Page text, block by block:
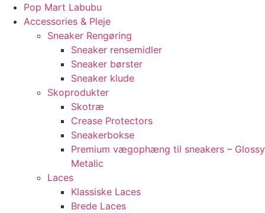
Pop Mart Labubu
Accessories & Pleje
Sneaker Rengøring
Sneaker rensemidler
Sneaker børster
Sneaker klude
Skoprodukter
Skotræ
Crease Protectors
Sneakerbokse
Premium vægophæng til sneakers – Glossy
Metalic
Laces
Klassiske Laces
Brede Laces